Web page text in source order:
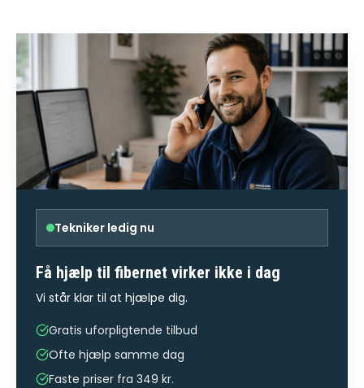
Tekniker ledig nu
Få hjælp til fibernet virker ikke i dag
Vi står klar til at hjælpe dig.
Gratis uforpligtende tilbud
Ofte hjælp samme dag
Faste priser fra 349 kr.